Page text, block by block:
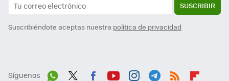
SUSCRIBIR
Suscribiéndote aceptas nuestra política de privacidad
Síguenos